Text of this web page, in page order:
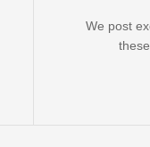
We post